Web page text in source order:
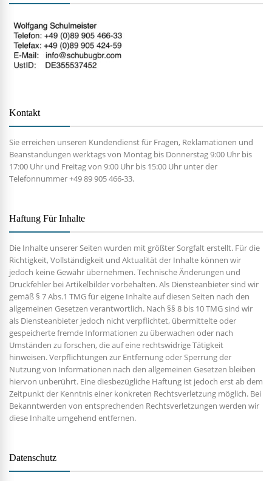
Kontakt
Sie erreichen unseren Kundendienst für Fragen, Reklamationen und
Beanstandungen werktags von Montag bis Donnerstag 9:00 Uhr bis
17:00 Uhr und Freitag von 9:00 Uhr bis 15:00 Uhr unter der
Telefonnummer +49 89 905 466-33.
Haftung Für Inhalte
Die Inhalte unserer Seiten wurden mit größter Sorgfalt erstellt. Für die
Richtigkeit, Vollständigkeit und Aktualität der Inhalte können wir
jedoch keine Gewähr übernehmen. Technische Änderungen und
Druckfehler bei Artikelbilder vorbehalten. Als Diensteanbieter sind wir
gemäß § 7 Abs.1 TMG für eigene Inhalte auf diesen Seiten nach den
allgemeinen Gesetzen verantwortlich. Nach §§ 8 bis 10 TMG sind wir
als Diensteanbieter jedoch nicht verpflichtet, übermittelte oder
gespeicherte fremde Informationen zu überwachen oder nach
Umständen zu forschen, die auf eine rechtswidrige Tätigkeit
hinweisen. Verpflichtungen zur Entfernung oder Sperrung der
Nutzung von Informationen nach den allgemeinen Gesetzen bleiben
hiervon unberührt. Eine diesbezügliche Haftung ist jedoch erst ab dem
Zeitpunkt der Kenntnis einer konkreten Rechtsverletzung möglich. Bei
Bekanntwerden von entsprechenden Rechtsverletzungen werden wir
diese Inhalte umgehend entfernen.
Datenschutz